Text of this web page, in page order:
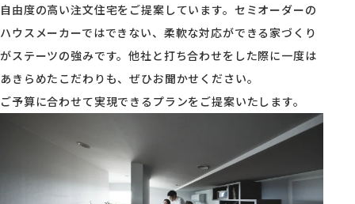
自由度の高い注文住宅をご提案しています。セミオーダーの
ハウスメーカーではできない、柔軟な対応ができる家づくり
がステーツの強みです。他社と打ち合わせをした際に一度は
あきらめたこだわりも、ぜひお聞かせください。
ご予算に合わせて実現できるプランをご提案いたします。